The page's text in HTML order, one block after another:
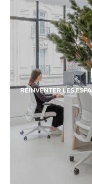
RÉINVENTER LES